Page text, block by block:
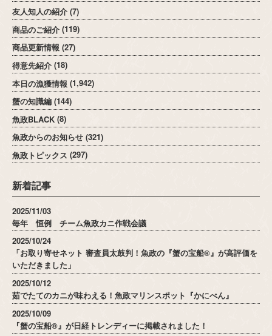
友人知人の紹介 (7)
商品のご紹介 (119)
商品更新情報 (27)
得意先紹介 (18)
本日の漁獲情報 (1,942)
蟹の知識編 (144)
魚政BLACK (8)
魚政からのお知らせ (321)
魚政トピックス (297)
新着記事
2025/11/03
毎年 恒例 チーム魚政カニ作戦会議
2025/10/24
「お取り寄せネット 審査員太鼓判！魚政の『蟹の宝船®』が高評価を
いただきました」
2025/10/12
茹でたてのカニが味わえる！魚政マリンスポット『かにべん』
2025/10/09
『蟹の宝船®』が日経トレンディーに掲載されました！